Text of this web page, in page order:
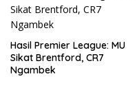
Hasil Premier League: MU
Sikat Brentford, CR7
Ngambek